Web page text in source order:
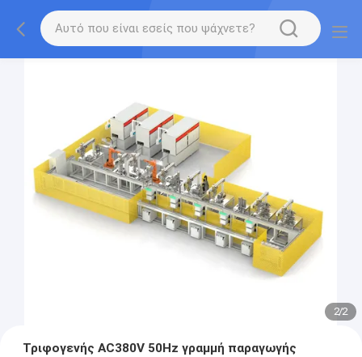
2/2
Τριφογενής AC380V 50Hz γραμμή παραγωγής